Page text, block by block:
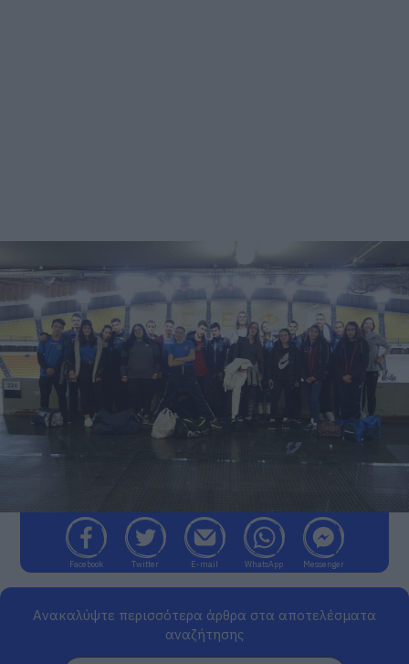
Facebook Twitter E-mail WhatsApp Messenger
Ανακαλύψτε περισσότερα άρθρα στα αποτελέσματα
αναζήτησης